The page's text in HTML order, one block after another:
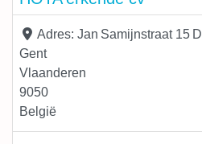
Adres: Jan Samijnstraat 15 D
Gent
Vlaanderen
9050
België